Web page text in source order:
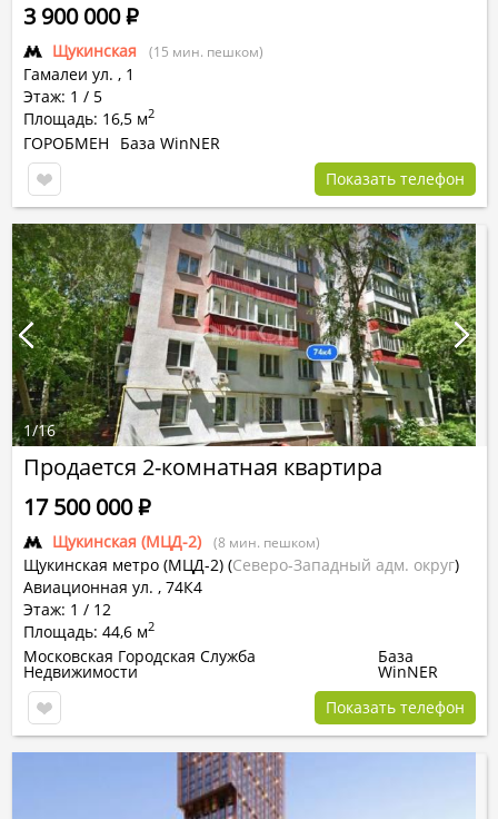
Щукинская (15 мин. пешком)
Гамалеи ул. , 1
Этаж: 1 / 5
Площадь: 16,5 м2
3 900 000Р
ГОРОБМЕН
База WinNER
Показать телефон
Продается 2-комнатная квартира
Щукинская (МЦД-2) (8 мин. пешком)
Щукинская метро (МЦД-2) (Северо-Западный адм. округ)
Авиационная ул. , 74К4
Этаж: 1 / 12
Площадь: 44,6 м2
17 500 000Р
Московская Городская Служба
Недвижимости
База
WinNER
Показать телефон
1/16